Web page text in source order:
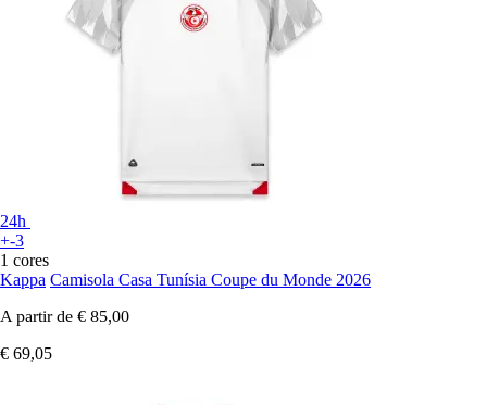
24h
+-3
1 cores
Kappa Camisola Casa Tunísia Coupe du Monde 2026
A partir de € 85,00
€ 69,05